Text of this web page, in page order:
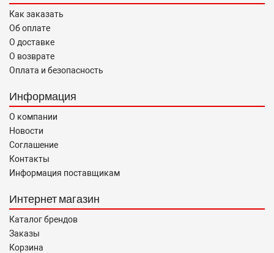
Как заказать
Об оплате
О доставке
О возврате
Оплата и безопасность
Информация
О компании
Новости
Соглашение
Контакты
Информация поставщикам
Интернет магазин
Каталог брендов
Заказы
Корзина